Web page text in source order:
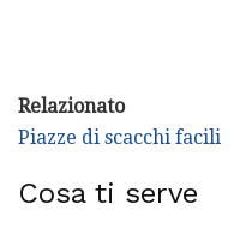
Relazionato
Piazze di scacchi facili
Cosa ti serve